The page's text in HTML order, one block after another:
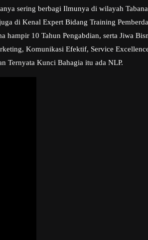
sering berbagi Ilmunya di wilayah
di Kenal Expert Bidang Training
10 Tahun Pengabdian, serta Jiwa
Komunikasi Efektif, Service
Ternyata Kunci Bahagia itu ada NLP.